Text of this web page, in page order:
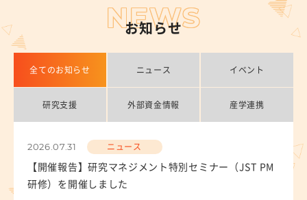
岐阜大学発ベンチャー
機器共同利用サービス
起業ナビ
東海国立大学機構スタートアップ統括室
NEWS
お知らせ
全てのお知らせ ニュース イベント
研究支援 外部資金情報 産学連携
2026.07.31 ニュース
【開催報告】研究マネジメント特別セミナー（JST PM
研修）を開催しました